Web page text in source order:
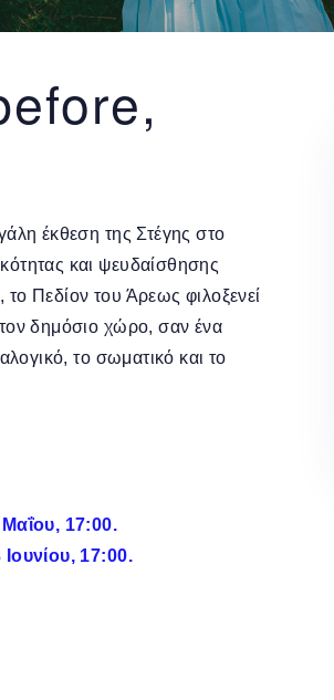
έκθεση της Στέγης στο
και ψευδαίσθησης
το Πεδίον του Άρεως φιλοξενεί
δημόσιο χώρο, σαν ένα
το σωματικό και το
Μαΐου, 17:00.
17:00.